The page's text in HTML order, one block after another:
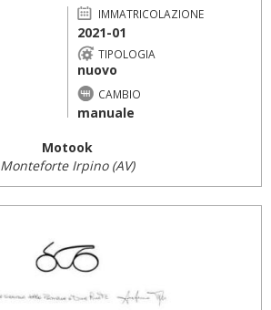
IMMATRICOLAZIONE
2021-01
TIPOLOGIA
nuovo
CAMBIO
manuale
Motook
Monteforte Irpino (AV)